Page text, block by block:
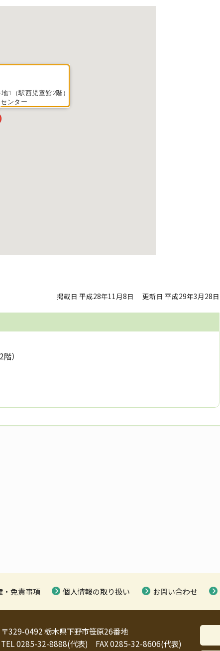
1（駅西児童館2階）
ンター
掲載日 平成28年11月8日 更新日 平成29年3月28日
）
・免責事項 個人情報の取り扱い お問い合わせ
〒329-0492 栃木県下野市笹原26番地
TEL 0285-32-8888(代表) FAX 0285-32-8606(代表)